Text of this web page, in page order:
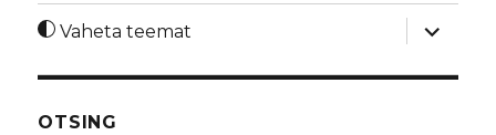
Vaheta teemat
laienda
OTSING